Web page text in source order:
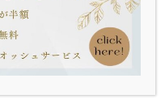
ミのソファカバー